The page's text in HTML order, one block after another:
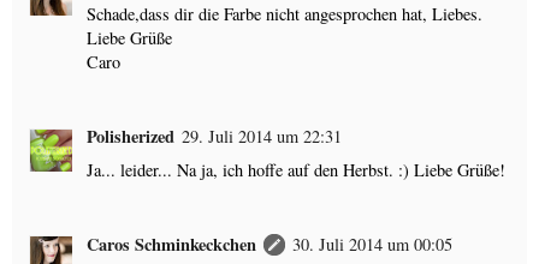
Schade,dass dir die Farbe nicht angesprochen hat, Liebes.
Liebe Grüße
Caro
Polisherized 29. Juli 2014 um 22:31
Ja... leider... Na ja, ich hoffe auf den Herbst. :) Liebe Grüße!
Caros Schminkeckchen
30. Juli 2014 um 00:05